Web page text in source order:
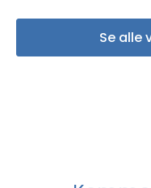
Se alle